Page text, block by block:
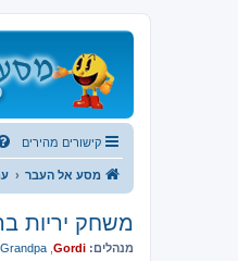
קישורים מהירים
מסע אל העבר
משחק יריות
מנהלים: Gordi